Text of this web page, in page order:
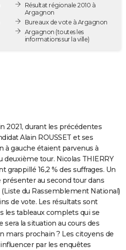
Résultat régionale 2010 à
Argagnon
Bureaux de vote à Argagnon
Argagnon (toutes les
informations sur la ville)
2021, durant les précédentes
Alain ROUSSET et ses
à gauche étaient parvenus à
deuxième tour. Nicolas THIERRY
grappillé 16,2 % des suffrages. Un
au second tour dans
du Rassemblement National)
de vote. Les résultats sont
les tableaux complets qui se
sera la situation au cours des
mars prochain ? Les citoyens de
par les enquêtes